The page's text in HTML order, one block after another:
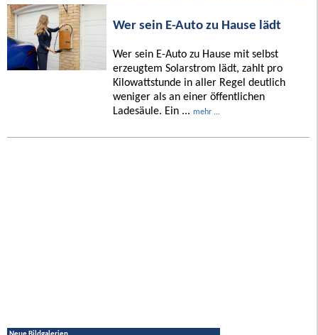
Wer sein E-Auto zu Hause lädt
Wer sein E-Auto zu Hause mit selbst
erzeugtem Solarstrom lädt, zahlt pro
Kilowattstunde in aller Regel deutlich
weniger als an einer öffentlichen
Ladesäule. Ein ... mehr ...